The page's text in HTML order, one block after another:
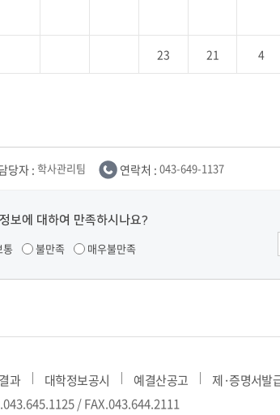
23 21 4
당자 : 학사관리팀 연락처 : 043-649-1137
보에 대하여 만족하시나요?
통 불만족 매우불만족
과 대학정보공시 예결산공고
제·증명서발
/ FAX.043.644.2111